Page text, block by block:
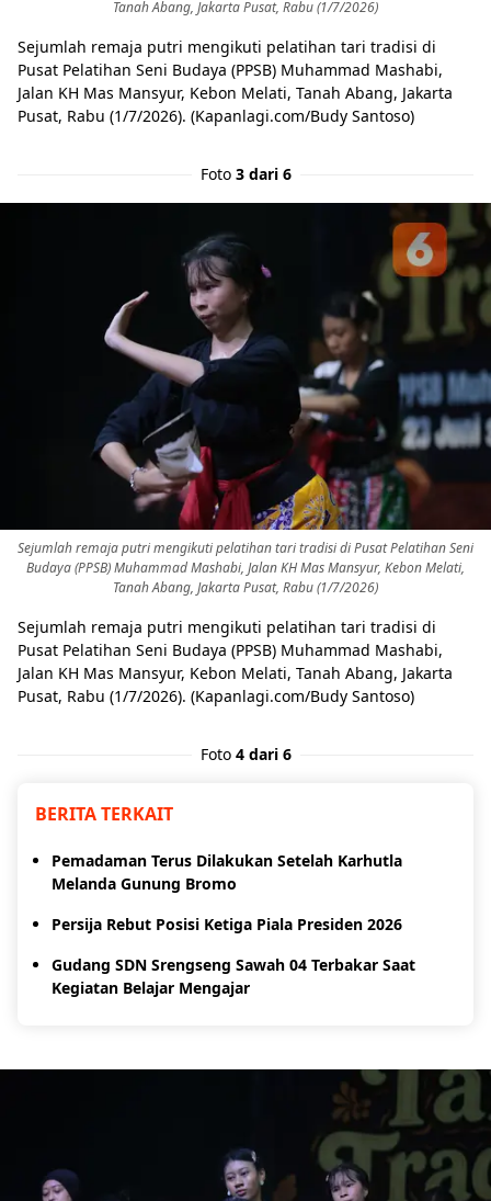
Tanah Abang, Jakarta Pusat, Rabu (1/7/2026)
Sejumlah remaja putri mengikuti pelatihan tari tradisi di
Pusat Pelatihan Seni Budaya (PPSB) Muhammad Mashabi,
Jalan KH Mas Mansyur, Kebon Melati, Tanah Abang, Jakarta
Pusat, Rabu (1/7/2026). (Kapanlagi.com/Budy Santoso)
Foto 3 dari 6
Sejumlah remaja putri mengikuti pelatihan tari tradisi di Pusat Pelatihan Seni
Budaya (PPSB) Muhammad Mashabi, Jalan KH Mas Mansyur, Kebon Melati,
Tanah Abang, Jakarta Pusat, Rabu (1/7/2026)
Sejumlah remaja putri mengikuti pelatihan tari tradisi di
Pusat Pelatihan Seni Budaya (PPSB) Muhammad Mashabi,
Jalan KH Mas Mansyur, Kebon Melati, Tanah Abang, Jakarta
Pusat, Rabu (1/7/2026). (Kapanlagi.com/Budy Santoso)
Foto 4 dari 6
BERITA TERKAIT
Pemadaman Terus Dilakukan Setelah Karhutla
Melanda Gunung Bromo
Persija Rebut Posisi Ketiga Piala Presiden 2026
Gudang SDN Srengseng Sawah 04 Terbakar Saat
Kegiatan Belajar Mengajar